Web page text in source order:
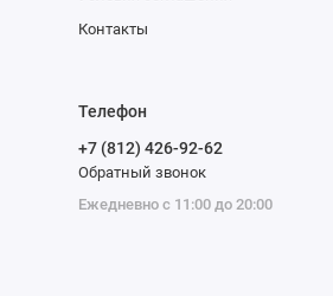
Контакты
Телефон
+7 (812) 426-92-62
Обратный звонок
Ежедневно с 11:00 до 20:00